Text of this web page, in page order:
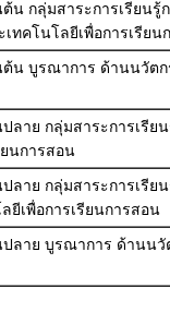
น กลุ่มสาระการเรียนรู้
ทคโนโลยีเพื่อการเรียน
ต้น บูรณาการ ด้านนวัต
ลาย กลุ่มสาระการเรีย
นการสอน
ลาย กลุ่มสาระการเรีย
เพื่อการเรียนการสอน
ลาย บูรณาการ ด้านนวั